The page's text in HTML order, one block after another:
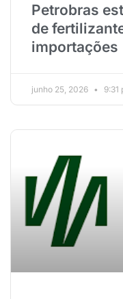
Petrobras
de
importações
junho 25, 2026 9:31